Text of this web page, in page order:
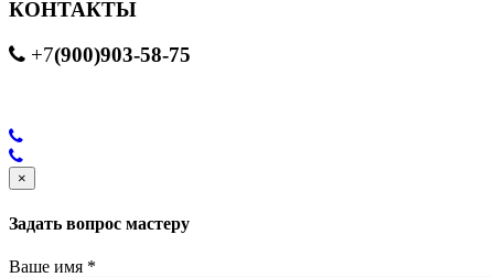
КОНТАКТЫ
+7(900)903-58-75
×
Задать вопрос мастеру
Ваше имя *